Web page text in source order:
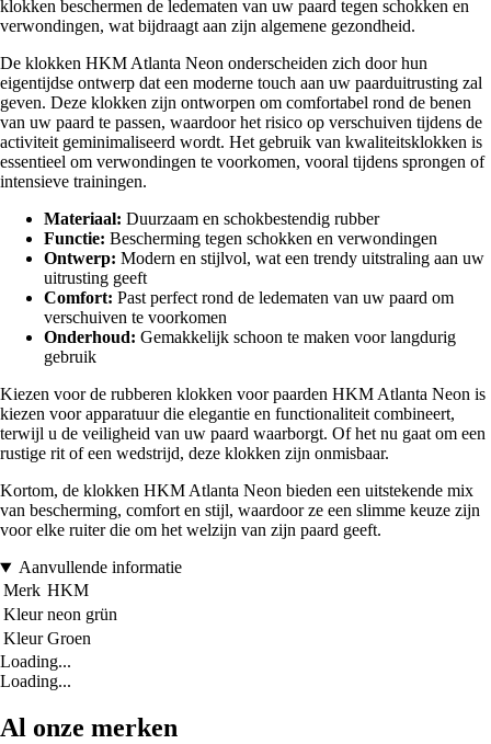
klokken beschermen de ledematen van uw paard tegen schokken en
verwondingen, wat bijdraagt aan zijn algemene gezondheid.
De klokken HKM Atlanta Neon onderscheiden zich door hun
eigentijdse ontwerp dat een moderne touch aan uw paarduitrusting zal
geven. Deze klokken zijn ontworpen om comfortabel rond de benen
van uw paard te passen, waardoor het risico op verschuiven tijdens de
activiteit geminimaliseerd wordt. Het gebruik van kwaliteitsklokken is
essentieel om verwondingen te voorkomen, vooral tijdens sprongen of
intensieve trainingen.
Materiaal: Duurzaam en schokbestendig rubber
Functie: Bescherming tegen schokken en verwondingen
Ontwerp: Modern en stijlvol, wat een trendy uitstraling aan uw
uitrusting geeft
Comfort: Past perfect rond de ledematen van uw paard om
verschuiven te voorkomen
Onderhoud: Gemakkelijk schoon te maken voor langdurig
gebruik
Kiezen voor de rubberen klokken voor paarden HKM Atlanta Neon is
kiezen voor apparatuur die elegantie en functionaliteit combineert,
terwijl u de veiligheid van uw paard waarborgt. Of het nu gaat om een
rustige rit of een wedstrijd, deze klokken zijn onmisbaar.
Kortom, de klokken HKM Atlanta Neon bieden een uitstekende mix
van bescherming, comfort en stijl, waardoor ze een slimme keuze zijn
voor elke ruiter die om het welzijn van zijn paard geeft.
Aanvullende informatie
Merk HKM
Kleur neon grün
Kleur Groen
Loading...
Loading...
Al onze merken